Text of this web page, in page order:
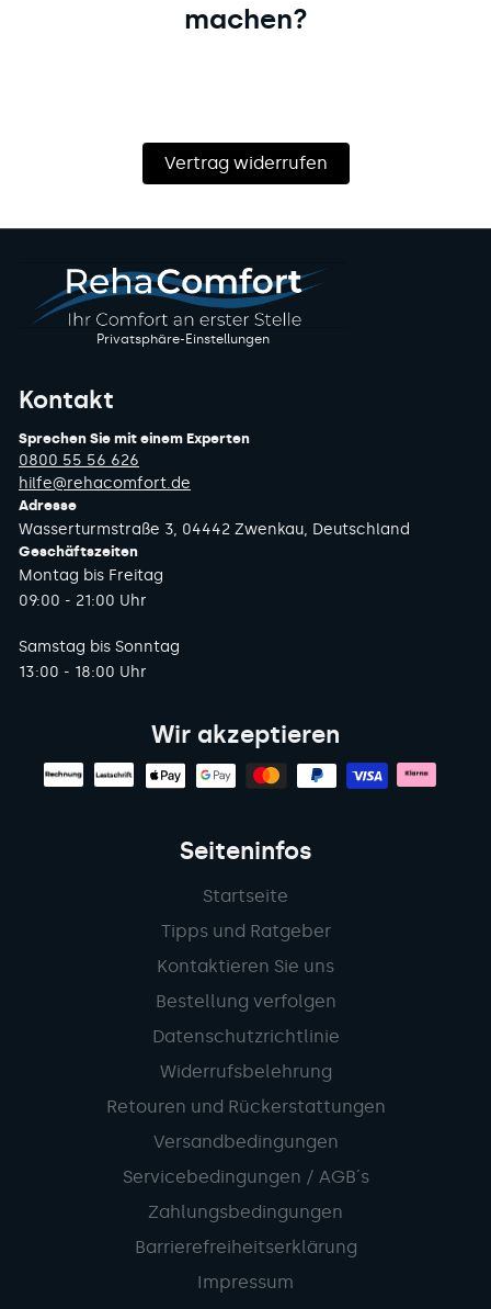
machen?
Vertrag widerrufen
Privatsphäre-Einstellungen
Kontakt
Sprechen Sie mit einem Experten
0800 55 56 626
hilfe@rehacomfort.de
Adresse
Wasserturmstraße 3, 04442 Zwenkau, Deutschland
Geschäftszeiten
Montag bis Freitag
09:00 - 21:00 Uhr
Samstag bis Sonntag
13:00 - 18:00 Uhr
Wir akzeptieren
Seiteninfos
Startseite
Tipps und Ratgeber
Kontaktieren Sie uns
Bestellung verfolgen
Datenschutzrichtlinie
Widerrufsbelehrung
Retouren und Rückerstattungen
Versandbedingungen
Servicebedingungen / AGB´s
Zahlungsbedingungen
Barrierefreiheitserklärung
Impressum